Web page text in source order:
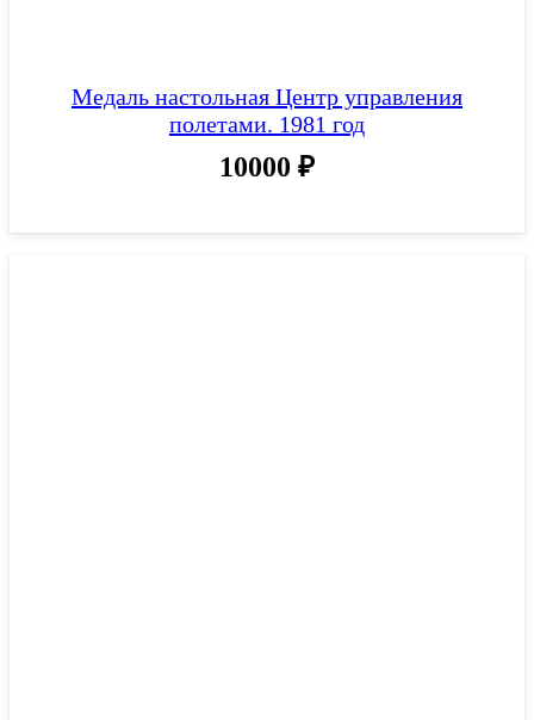
Медаль настольная Центр управления
полетами. 1981 год
10000 ₽